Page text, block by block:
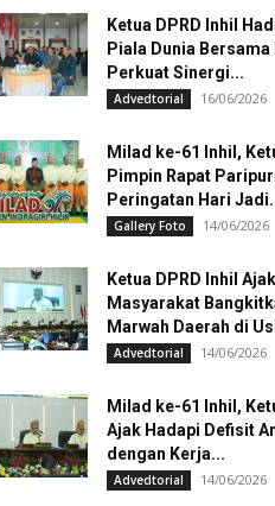
Ketua DPRD Inhil
Piala Dunia
Perkuat Sinergi...
Advedtorial 16/06/2026
Milad ke-61 Inhil,
Pimpin Rapat
Peringatan Hari
Gallery Foto 14/06/2026
Ketua DPRD Inhil Ajak
Masyarakat
Marwah Daerah di
Advedtorial 14/06/2026
Milad ke-61 Inhil,
Ajak Hadapi Defisit
dengan Kerja...
Advedtorial 14/06/2026